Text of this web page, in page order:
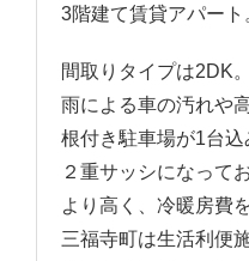
3階建て賃貸アパート
間取りタイプは2DK。
雨による車の汚れや
根付き駐車場が1台込
２重サッシになって
より高く、冷暖房費
三福寺町は生活利便